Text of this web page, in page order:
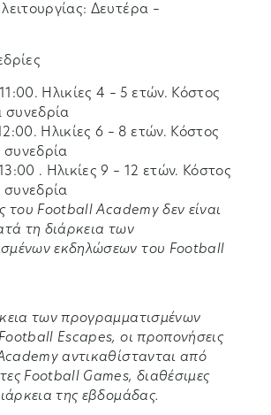
Δευτέρα –
Ηλικίες 4 – 5 ετών. Κόστος
συνεδρία
Ηλικίες 6 – 8 ετών. Κόστος
. Ηλικίες 9 – 12 ετών. Κόστος
του Football Academy δεν είναι
τη διάρκεια των
εκδηλώσεων του Football
των προγραμματισμένων
Escapes, οι προπονήσεις
αντικαθίστανται από
Football Games, διαθέσιμες
της εβδομάδας.